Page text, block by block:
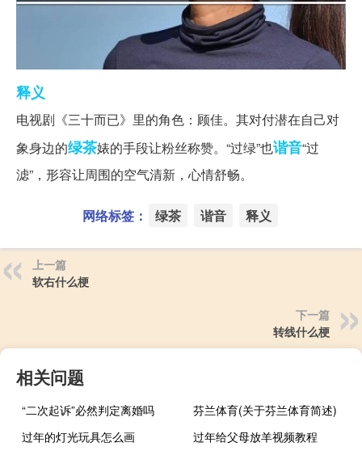
释义
电视剧《三十而已》里的角色：顾佳。其对付潜在自己对
象身边的绿茶婊的手段让粉丝称赞。“过绿”也谐音“过
滤”，形容让周围的空气清新，心情舒畅。
网络标签： 绿茶 谐音 释义
上一篇
软右什么梗
下一篇
转线什么梗
相关问题
“二次起诉”必然判定离婚吗
芬兰体育(关于芬兰体育简述)
过年的灯光玩具怎么画
过年给父母放羊视频教程